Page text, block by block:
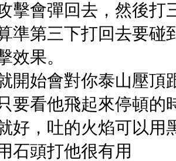
擊會彈回去，然後打
準第三下打回去要碰
效果。
開始會對你泰山壓頂
要看他飛起來停頓的
好，吐的火焰可以用
石頭打他很有用